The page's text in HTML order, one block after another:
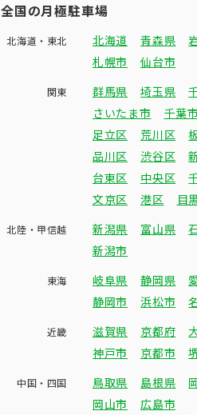
全国の月極駐車場
北海道・東北 北海道 青森県
札幌市
仙台市
関東 群馬県 埼玉県
さいたま市
千葉市
足立区
荒川区
品川区
渋谷区
台東区
中央区
文京区
港区 目
北陸・甲信越 新潟県 富山県
新潟市
東海 岐阜県 静岡県
静岡市
浜松市
近畿 滋賀県 京都府
神戸市
京都市
中国・四国 鳥取県 島根県
岡山市
広島市